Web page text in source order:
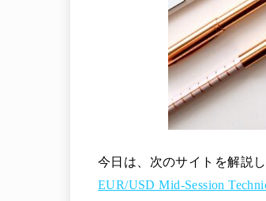
今日は、次のサイトを解説
EUR/USD Mid-Session